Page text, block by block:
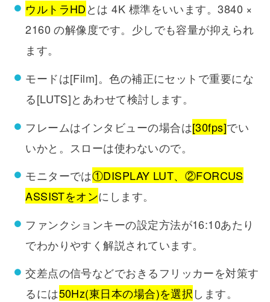
ウルトラHDとは 4K 標準をいいます。3840 ×
2160 の解像度です。少しでも容量が抑えられ
ます。
モードは[Film]。色の補正にセットで重要にな
る[LUTS]とあわせて検討します。
フレームはインタビューの場合は[30fps]でい
いかと。スローは使わないので。
モニターでは①DISPLAY LUT、②FORCUS
ASSISTをオンにします。
ファンクションキーの設定方法が16:10あたり
でわかりやすく解説されています。
交差点の信号などでおきるフリッカーを対策す
るには50Hz(東日本の場合)を選択します。